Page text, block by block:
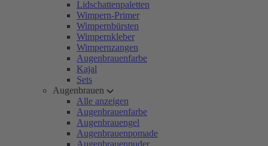
Lidschattenpaletten
Wimpern-Primer
Wimpernbürsten
Wimpernkleber
Wimpernzangen
Augenbrauenfarbe
Kajal
Sets
Augenbrauen
Alle anzeigen
Augenbrauenfarbe
Augenbrauengel
Augenbrauenpomade
Augenbrauenpuder